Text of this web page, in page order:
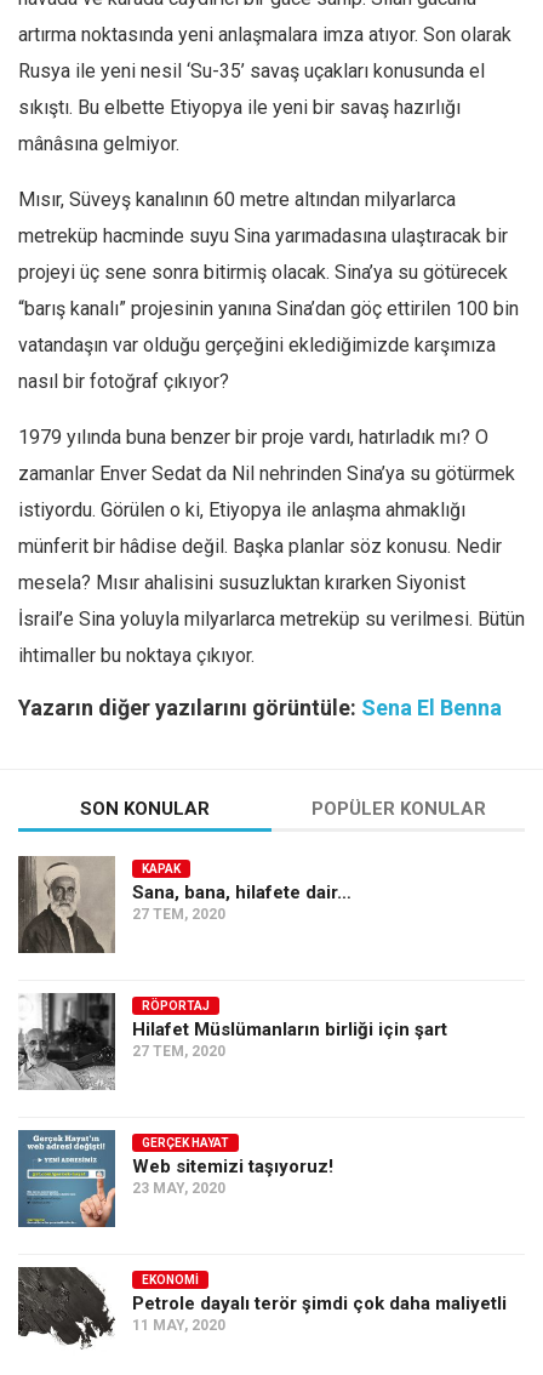
artırma noktasında yeni anlaşmalara imza atıyor. Son olarak
Rusya ile yeni nesil ‘Su-35’ savaş uçakları konusunda el
sıkıştı. Bu elbette Etiyopya ile yeni bir savaş hazırlığı
mânâsına gelmiyor.
Mısır, Süveyş kanalının 60 metre altından milyarlarca
metreküp hacminde suyu Sina yarımadasına ulaştıracak bir
projeyi üç sene sonra bitirmiş olacak. Sina’ya su götürecek
“barış kanalı” projesinin yanına Sina’dan göç ettirilen 100 bin
vatandaşın var olduğu gerçeğini eklediğimizde karşımıza
nasıl bir fotoğraf çıkıyor?
1979 yılında buna benzer bir proje vardı, hatırladık mı? O
zamanlar Enver Sedat da Nil nehrinden Sina’ya su götürmek
istiyordu. Görülen o ki, Etiyopya ile anlaşma ahmaklığı
münferit bir hâdise değil. Başka planlar söz konusu. Nedir
mesela? Mısır ahalisini susuzluktan kırarken Siyonist
İsrail’e Sina yoluyla milyarlarca metreküp su verilmesi. Bütün
ihtimaller bu noktaya çıkıyor.
Yazarın diğer yazılarını görüntüle: Sena El Benna
SON KONULAR POPÜLER KONULAR
KAPAK
Sana, bana, hilafete dair…
27 TEM, 2020
RÖPORTAJ
Hilafet Müslümanların birliği için şart
27 TEM, 2020
GERÇEK HAYAT
Web sitemizi taşıyoruz!
23 MAY, 2020
EKONOMI
Petrole dayalı terör şimdi çok daha maliyetli
11 MAY, 2020